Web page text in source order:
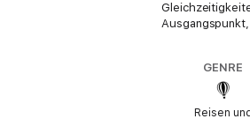
GENRE
Reisen und